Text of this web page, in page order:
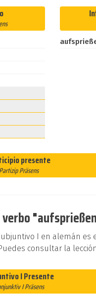
presente
Partizip Präsens
verbo
I en alemán es
consultar la
I Presente
I Präsens